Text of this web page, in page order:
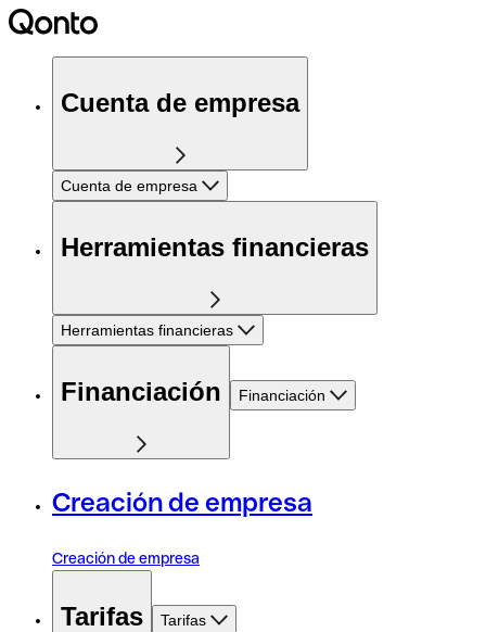
Cuenta de empresa
Cuenta de empresa
Herramientas financieras
Herramientas financieras
Financiación Financiación
Creación de empresa
Creación de empresa
Tarifas Tarifas